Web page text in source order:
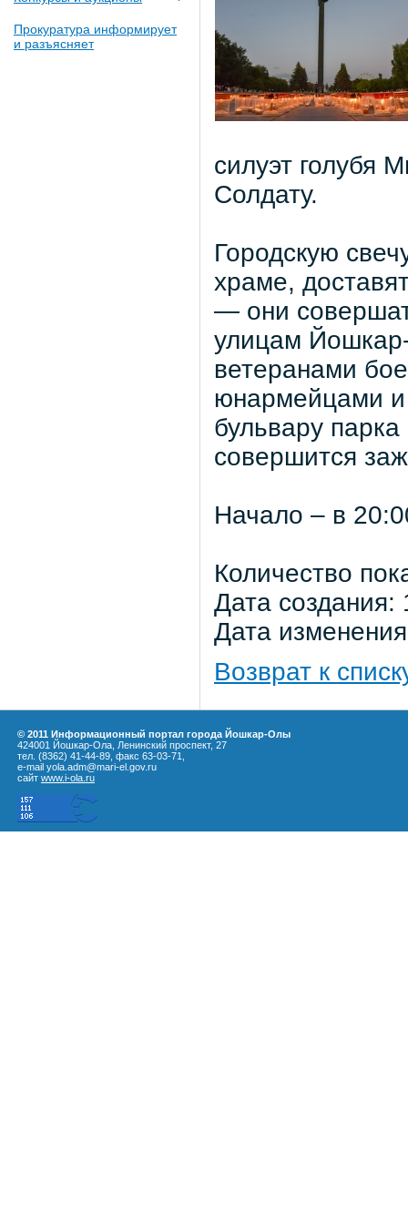
Прокуратура информирует
и разъясняет
силуэт голубя
Солдату.
Городскую
храме,
— они
улицам
ветеранами
юнармейцами и
бульвару
совершится
Начало – в
Количество
Дата
Дата
Возврат к
© 2011 Информационный портал города Йошкар-Олы
424001 Йошкар-Ола, Ленинский проспект, 27
тел. (8362) 41-44-89, факс 63-03-71,
e-mail yola.adm@mari-el.gov.ru
сайт www.i-ola.ru